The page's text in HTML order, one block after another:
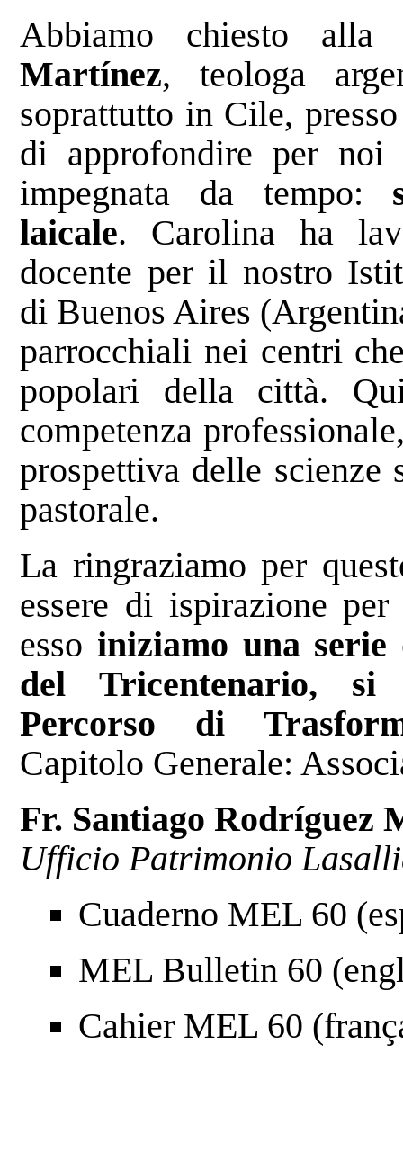
Abbiamo chiesto alla
Martínez, teologa
soprattutto in Cile,
di approfondire per
impegnata da tempo:
laicale. Carolina ha
docente per il nostro
di Buenos Aires
parrocchiali nei centri
popolari della città.
competenza
prospettiva delle
pastorale.
La ringraziamo per
essere di ispirazione
esso iniziamo una
del Tricentenario, si
Percorso di
Capitolo Generale:
Fr. Santiago Rodríguez
Ufficio Patrimonio
Cuaderno MEL 60
MEL Bulletin 60
Cahier MEL 60